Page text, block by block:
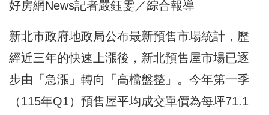
好房網News記者嚴鈺雯／綜合報導
新北市政府地政局公布最新預售市場統計，歷
經近三年的快速上漲後，新北預售屋市場已逐
步由「急漲」轉向「高檔盤整」。今年第一季
（115年Q1）預售屋平均成交單價為每坪71.1